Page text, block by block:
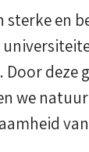
sterke en
Door deze
we